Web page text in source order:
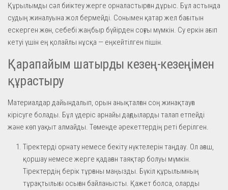
Құрылымды сәл биіктеу жерге орналастырған дұрыс. Бұл астында
судың жиналуына жол бермейді. Сонымен қатар жел бағытын
ескерген жөн, себебі жаңбыр бүйірден соғуы мүмкін. Су еркін ағып
кетуі үшін ең қолайлы нұсқа — еңкейтілген пішін.
Қарапайым шатырды кезең-кезеңімен
құрастыру
Материалдар дайындалып, орын анықталған соң жинақтауға
кірісуге болады. Бұл үдеріс арнайы дағдыларды талап етпейді
және көп уақыт алмайды. Төменде әрекеттердің реті берілген.
Тіректерді орнату немесе бекіту нүктелерін таңдау. Ол ағаш,
қоршау немесе жерге қадаған таяқтар болуы мүмкін.
Тіректердің берік тұрғаны маңызды. Бүкіл құрылымның
тұрақтылығы осыған байланысты. Қажет болса, оларды